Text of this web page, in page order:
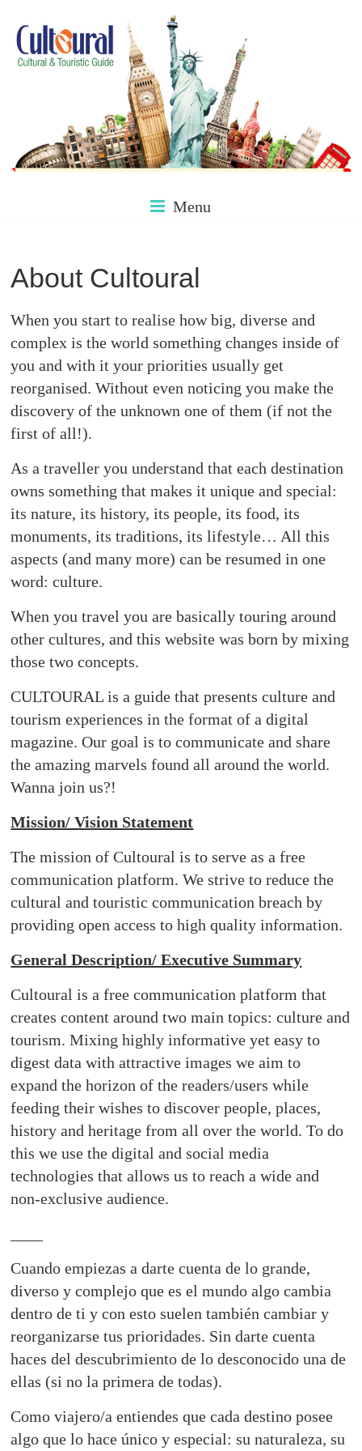
content
Culture
&
Tourism
Stories,
places
and
experiences
to
be
discovered!
Menu
About Cultoural
When you start to realise how big, diverse and
complex is the world something changes inside of
you and with it your priorities usually get
reorganised. Without even noticing you make the
discovery of the unknown one of them (if not the
first of all!).
As a traveller you understand that each destination
owns something that makes it unique and special:
its nature, its history, its people, its food, its
monuments, its traditions, its lifestyle… All this
aspects (and many more) can be resumed in one
word: culture.
When you travel you are basically touring around
other cultures, and this website was born by mixing
those two concepts.
CULTOURAL is a guide that presents culture and
tourism experiences in the format of a digital
magazine. Our goal is to communicate and share
the amazing marvels found all around the world.
Wanna join us?!
Mission/ Vision Statement
The mission of Cultoural is to serve as a free
communication platform. We strive to reduce the
cultural and touristic communication breach by
providing open access to high quality information.
General Description/ Executive Summary
Cultoural is a free communication platform that
creates content around two main topics: culture and
tourism. Mixing highly informative yet easy to
digest data with attractive images we aim to
expand the horizon of the readers/users while
feeding their wishes to discover people, places,
history and heritage from all over the world. To do
this we use the digital and social media
technologies that allows us to reach a wide and
non-exclusive audience.
Cuando empiezas a darte cuenta de lo grande,
diverso y complejo que es el mundo algo cambia
dentro de ti y con esto suelen también cambiar y
reorganizarse tus prioridades. Sin darte cuenta
haces del descubrimiento de lo desconocido una de
ellas (si no la primera de todas).
Como viajero/a entiendes que cada destino posee
algo que lo hace único y especial: su naturaleza, su